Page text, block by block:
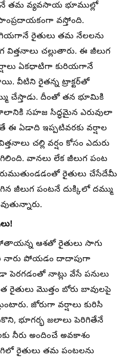
తమ వ్యవసాయ భూముల్లో
వస్తోంది.
రైతులు తమ నేలలను
విత్తనాలు చల్లుతారు. ఈ జీలుగ
ఏకధాటిగా కురియగానే
వీటిని రైతన్న ట్రాక్టర్‌తో
చేస్తాడు. దీంతో తన భూమికి
సహజ సిద్ధమైన ఎరువులా
ఏడాది ఇప్పటివరకు వర్షాల
చల్లి వర్షం కోసం ఎదురు
వానలు లేక జీలుగ పంట
రైతులు చేసేదేమీ
జీలుగ పంటనే దుక్కిలో దమ్ము
ఆశతో రైతులు సాగు
నారు పోయడం దాదాపుగా
పెరగడంతో నాట్లు వేసే పనులు
రైతులు మొత్తం బోరు బావులపై
జోరుగా వర్షాలు కురిసి
భూగర్భ జలాలు పెరిగితేనే
నీరు అందించే అవకాశం
రైతులు తమ పంటలను